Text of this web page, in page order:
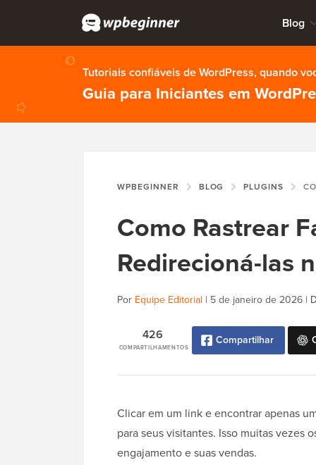
Blog
Tutoriais confiáveis de WordPress, quando
Guia para Iniciantes em
WPBEGINNER BLOG PLUGINS COMO
Como Rastrear
Redirecioná-las
Por Equipe Editorial | 5 de janeiro de 2026 |
COMPARTILHAMENTOS
426 Compartilhar
Clicar em um link e encontrar apenas
para seus visitantes. Isso muitas vezes
engajamento e suas vendas.